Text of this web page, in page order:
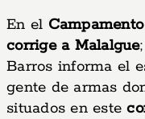
En el
corrige a Malalgue
Barros informa el
gente de armas
situados en este